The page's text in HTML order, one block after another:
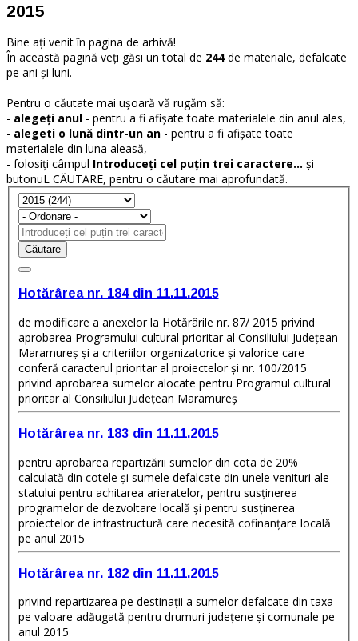
2015
Bine ați venit în pagina de arhivă!
În această pagină veți găsi un total de 244de materiale, defalcate
pe ani și luni.
Pentru o căutate mai ușoară vă rugăm să:
- alegeți anul - pentru a fi afișate toate materialele din anul ales,
- alegeti o lună dintr-un an - pentru a fi afișate toate
materialele din luna aleasă,
- folosiți câmpul Introduceți cel puțin trei caractere... și
butonuL CĂUTARE, pentru o căutare mai aprofundată.
Căutare
Hotărârea nr. 184 din 11.11.2015
de modificare a anexelor la Hotărârile nr. 87/ 2015 privind
aprobarea Programului cultural prioritar al Consiliului Judeţean
Maramureş şi a criteriilor organizatorice şi valorice care
conferă caracterul prioritar al proiectelor şi nr. 100/2015
privind aprobarea sumelor alocate pentru Programul cultural
prioritar al Consiliului Judeţean Maramureş
Hotărârea nr. 183 din 11.11.2015
pentru aprobarea repartizării sumelor din cota de 20%
calculată din cotele şi sumele defalcate din unele venituri ale
statului pentru achitarea arieratelor, pentru susţinerea
programelor de dezvoltare locală şi pentru susţinerea
proiectelor de infrastructură care necesită cofinanţare locală
pe anul 2015
Hotărârea nr. 182 din 11.11.2015
privind repartizarea pe destinaţii a sumelor defalcate din taxa
pe valoare adăugată pentru drumuri judeţene şi comunale pe
anul 2015